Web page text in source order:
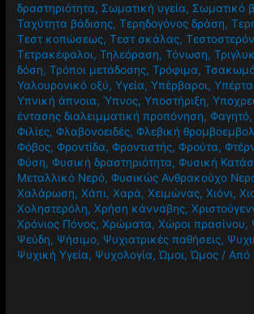
δραστηριότητα, Σωματική υγεία, Σωματικό
Ταχύτητα βάδισης,Τερηδογόνος δράση,
Τεστ κοπώσεως,Τεστ σκάλας,
Τετρακέφαλοι,Τηλεόραση,Τόνωση,
δόση,Τρόποι μετάδοσης,Τρόφιμα,
Υαλουρονικό οξύ,Υγεία,Υπέρβαροι,
Υπνική άπνοια,Ύπνος,Υποστήριξη,
έντασης διαλειμματική προπόνηση,Φαγητό
Φιλίες,Φλαβονοειδές,Φλεβική
Φόβος,Φροντίδα,Φροντιστής,Φρούτα,
Φύση,Φυσική δραστηριότητα,Φυσική
Μεταλλικό Νερό,Φυσικώς Ανθρακούχο
Χαλάρωση,Χάπι,Χαρά,Χειμώνας,Χιόνι,
Χοληστερόλη,Χρήση κάνναβης,
Χρόνιος Πόνος,Χρώματα,Χώροι πρασίνου,
Ψεύδη, Ψήσιμο, Ψυχιατρικές παθήσεις,
Ψυχική Υγεία, Ψυχολογία,Ώμοι,Ώμος / Από